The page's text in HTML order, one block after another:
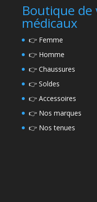
Boutique
médicaux
👉 Femme
👉 Homme
👉 Chaussures
👉 Soldes
👉 Accessoires
👉 Nos marques
👉 Nos tenues